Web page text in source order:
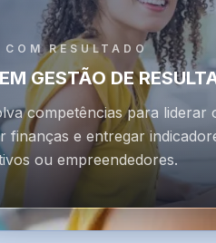
COM RESULTADO
GESTÃO DE
competências para liderar
finanças e entregar
ou empreendedores.